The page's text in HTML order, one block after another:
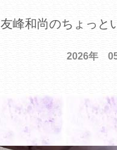
友峰和尚のちょっと
2026年